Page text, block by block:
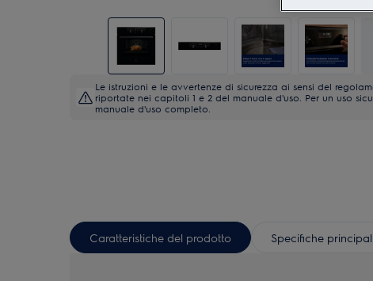
Le istruzioni e le avvertenze di sicurezza ai sensi del
riportate nei capitoli 1 e 2 del manuale d'uso. Per un uso
manuale d'uso completo.
Caratteristiche del prodotto Specifiche